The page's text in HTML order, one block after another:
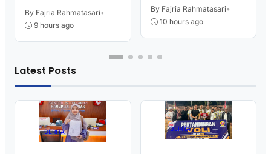
Layanan Pertanahan
By Fajria Rahmatasari•
9 hours ago
Sambut HUT RI
By Fajria Rahmatasari•
10 hours ago
Latest Posts
BERITA BERITA